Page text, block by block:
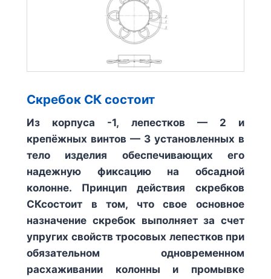
Скребок СК состоит
Из корпуса -1, лепестков — 2 и
крепёжных винтов — 3 установленных в
тело изделия обеспечивающих его
надежную фиксацию на обсадной
колонне. Принцип действия скребков
СКсостоит в том, что свое основное
назначение скребок выполняет за счет
упругих свойств тросовых лепестков при
обязательном одновременном
расхаживании колонны и промывке